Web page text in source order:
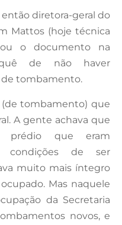
então diretora-geral do
Mattos (hoje técnica
o documento na
de não haver
tombamento.
tombamento) que
A gente achava que
prédio que eram
condições de ser
muito mais íntegro
Mas naquele
da Secretaria
novos, e